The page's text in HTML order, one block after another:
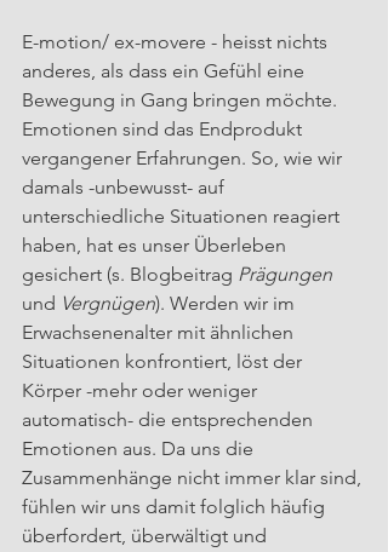
E-motion/ ex-movere - heisst nichts
anderes, als dass ein Gefühl eine
Bewegung in Gang bringen möchte.
Emotionen sind das Endprodukt
vergangener Erfahrungen. So, wie wir
damals -unbewusst- auf
unterschiedliche Situationen reagiert
haben, hat es unser Überleben
gesichert (s. Blogbeitrag Prägungen
und Vergnügen). Werden wir im
Erwachsenenalter mit ähnlichen
Situationen konfrontiert, löst der
Körper -mehr oder weniger
automatisch- die entsprechenden
Emotionen aus. Da uns die
Zusammenhänge nicht immer klar sind,
fühlen wir uns damit folglich häufig
überfordert, überwältigt und